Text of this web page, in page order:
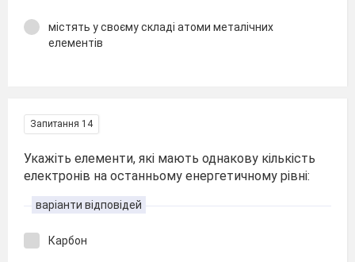
містять у своєму складі атоми металічних
елементів
Запитання 14
Укажіть елементи, які мають однакову кількість
електронів на останньому енергетичному рівні:
варіанти відповідей
Карбон